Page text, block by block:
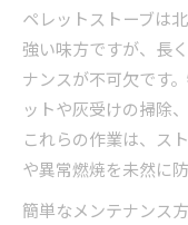
ペレットストーブは
強い味方ですが、長
ナンスが不可欠です
ットや灰受けの掃除
これらの作業は、ス
や異常燃焼を未然に
簡単なメンテナンス